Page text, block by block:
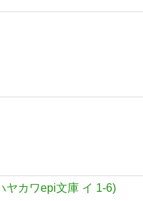
ヤカワepi文庫 イ 1-6)